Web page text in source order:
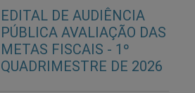
EDITAL DE AUDIÊNCIA
PÚBLICA AVALIAÇÃO DAS
METAS FISCAIS - 1º
QUADRIMESTRE DE 2026